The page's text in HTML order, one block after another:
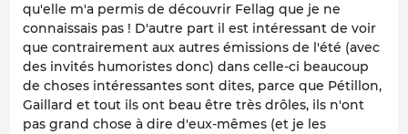
qu'elle m'a permis de découvrir Fellag que je ne
connaissais pas ! D'autre part il est intéressant de voir
que contrairement aux autres émissions de l'été (avec
des invités humoristes donc) dans celle-ci beaucoup
de choses intéressantes sont dites, parce que Pétillon,
Gaillard et tout ils ont beau être très drôles, ils n'ont
pas grand chose à dire d'eux-mêmes (et je les